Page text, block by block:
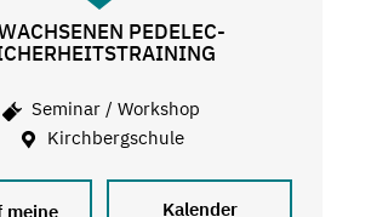
PEDELEC-
Seminar / Workshop
Kirchbergschule
meine
Kalender